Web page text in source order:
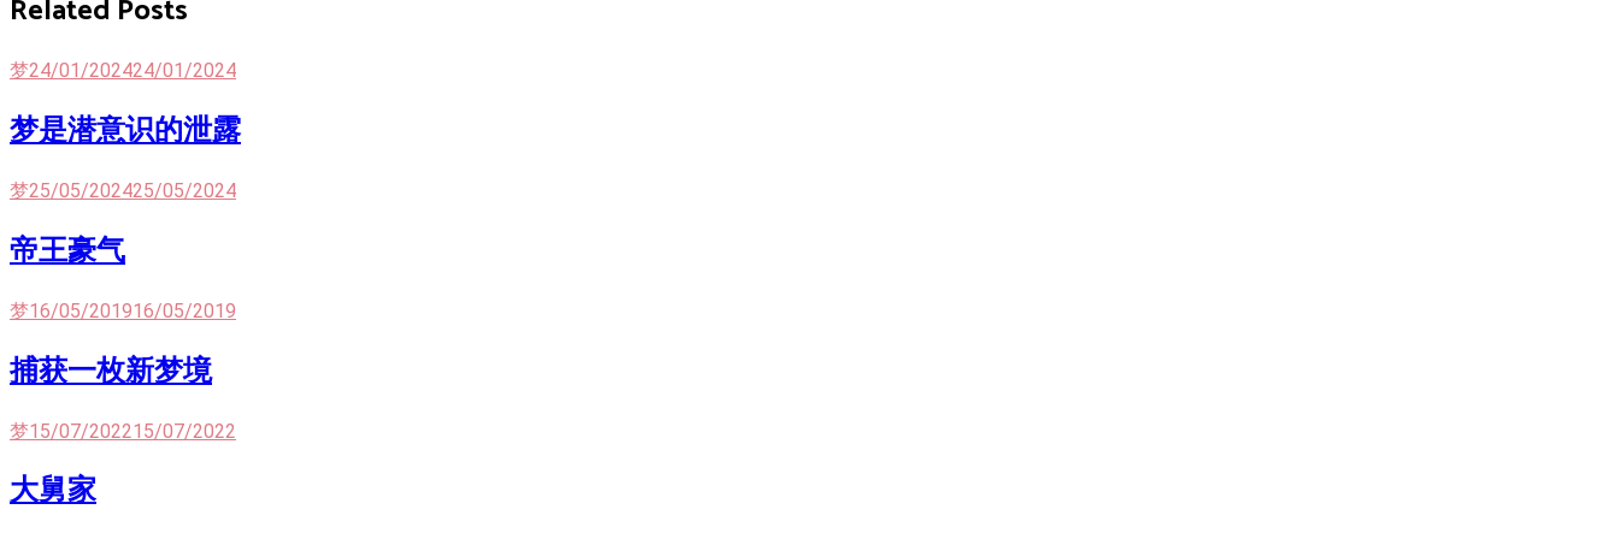
Related Posts
梦24/01/202424/01/2024
梦是潜意识的泄露
梦25/05/202425/05/2024
帝王豪气
梦16/05/201916/05/2019
捕获一枚新梦境
梦15/07/202215/07/2022
大舅家